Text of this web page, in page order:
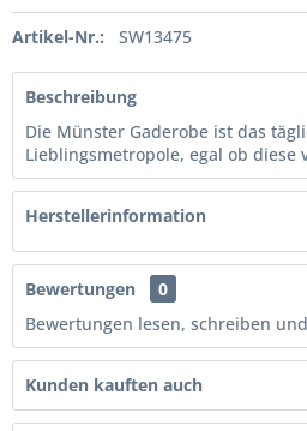
Artikel-Nr.: SW13475
Beschreibung
Die Münster Gaderobe ist das
Lieblingsmetropole, egal ob diese
Herstellerinformation
Bewertungen
0
Bewertungen lesen, schreiben
Kunden kauften auch